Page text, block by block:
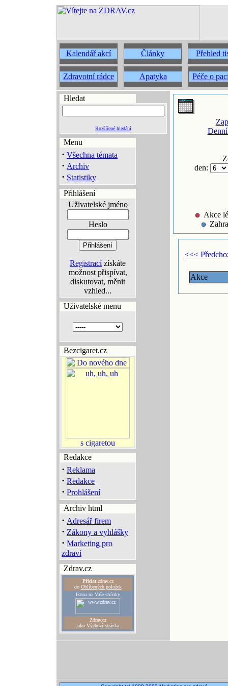
Kalendář akcí Články Přehled
Zdravotní rádce Apatyka Péče o
Hledat
Rozšířené hledání
Menu
· Všechna témata
· Archiv
· Statistiky
Přihlášení
Uživatelské jméno
Heslo
Registracízískáte
možnost přispívat,
diskutovat, měnit
vzhled...
Uživatelské menu
Bezcigaret.cz
Redakce
· Reklama
· Redakce
· Prohlášení
Archiv html
· Adresář firem
· Zákony a vyhlášky
· Marketing pro
zdraví
Zdrav.cz
Přidatzdrav.cz
do Oblíbených položek
Ikona na Vaše stránky
Zdrav.cz
jako Výchozí stránka
den:
Akce
<<<
Akce